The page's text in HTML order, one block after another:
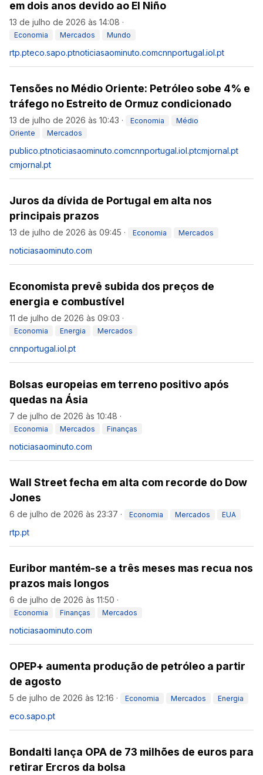
em dois anos devido ao El Niño
13 de julho de 2026 às 14:08 ·
Economia Mercados Mundo
rtp.pteco.sapo.ptnoticiasaominuto.comcnnportugal.iol.pt
Tensões no Médio Oriente: Petróleo sobe 4% e
tráfego no Estreito de Ormuz condicionado
13 de julho de 2026 às 10:43 · Economia
Médio
Oriente
Mercados
publico.ptnoticiasaominuto.comcnnportugal.iol.ptcmjornal.pt
cmjornal.pt
Juros da dívida de Portugal em alta nos
principais prazos
13 de julho de 2026 às 09:45 · Economia Mercados
noticiasaominuto.com
Economista prevê subida dos preços de
energia e combustível
11 de julho de 2026 às 09:03 ·
Economia Energia Mercados
cnnportugal.iol.pt
Bolsas europeias em terreno positivo após
quedas na Ásia
7 de julho de 2026 às 10:48 ·
Economia Mercados Finanças
noticiasaominuto.com
Wall Street fecha em alta com recorde do Dow
Jones
6 de julho de 2026 às 23:37 · Economia Mercados EUA
rtp.pt
Euribor mantém-se a três meses mas recua nos
prazos mais longos
6 de julho de 2026 às 11:50 ·
Economia Finanças Mercados
noticiasaominuto.com
OPEP+ aumenta produção de petróleo a partir
de agosto
5 de julho de 2026 às 12:16 · Economia Mercados Energia
eco.sapo.pt
Bondalti lança OPA de 73 milhões de euros para
retirar Ercros da bolsa